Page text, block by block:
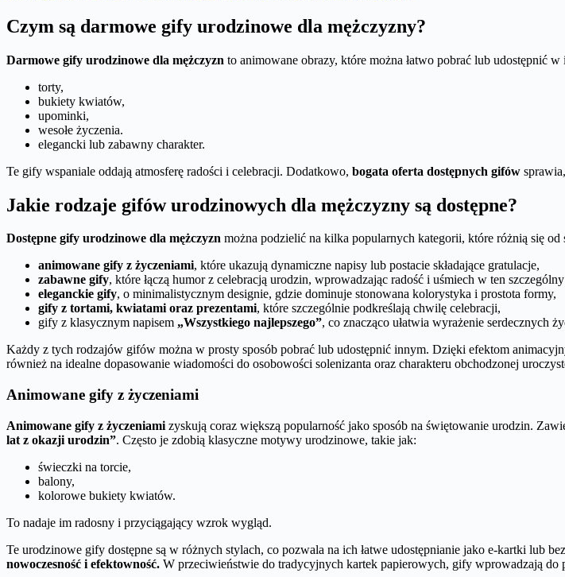
Czym są darmowe gify urodzinowe dla mężczyzny?
Darmowe gify urodzinowe dla mężczyzn to animowane obrazy, które można łatwo pobrać lub udostępnić
torty,
bukiety kwiatów,
upominki,
wesołe życzenia.
elegancki lub zabawny charakter.
Te gify wspaniale oddają atmosferę radości i celebracji. Dodatkowo, bogata oferta dostępnych gifów
Jakie rodzaje gifów urodzinowych dla mężczyzny są dostępne?
Dostępne gify urodzinowe dla mężczyzn można podzielić na kilka popularnych kategorii, które różnią się
animowane gify z życzeniami, które ukazują dynamiczne napisy lub postacie składające gratulacje,
zabawne gify, które łączą humor z celebracją urodzin, wprowadzając radość i uśmiech w ten
eleganckie gify, o minimalistycznym designie, gdzie dominuje stonowana kolorystyka i prostota formy,
gify z tortami, kwiatami oraz prezentami, które szczególnie podkreślają chwilę celebracji,
gify z klasycznym napisem „Wszystkiego najlepszego”, co znacząco ułatwia wyrażenie serdecznych
Każdy z tych rodzajów gifów można w prosty sposób pobrać lub udostępnić innym. Dzięki efektom
również na idealne dopasowanie wiadomości do osobowości solenizanta oraz charakteru obchodzonej
Animowane gify z życzeniami
Animowane gify z życzeniami zyskują coraz większą popularność jako sposób na świętowanie urodzin.
lat z okazji urodzin”. Często je zdobią klasyczne motywy urodzinowe, takie jak:
świeczki na torcie,
balony,
kolorowe bukiety kwiatów.
To nadaje im radosny i przyciągający wzrok wygląd.
Te urodzinowe gify dostępne są w różnych stylach, co pozwala na ich łatwe udostępnianie jako e-kartki lub
nowoczesność i efektowność. W przeciwieństwie do tradycyjnych kartek papierowych, gify wprowadzają do